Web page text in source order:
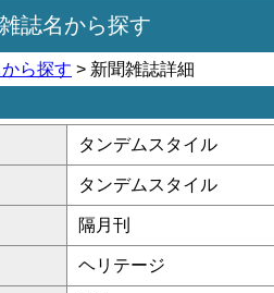
誌名から探す
ら探す > 新聞雑誌詳細
タンデムスタイル
タンデムスタイル
隔月刊
ヘリテージ